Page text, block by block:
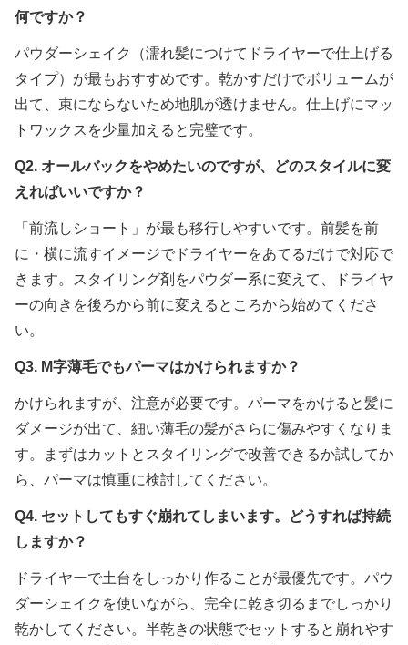
何ですか？
パウダーシェイク（濡れ髪につけてドライヤーで仕上げる
タイプ）が最もおすすめです。乾かすだけでボリュームが
出て、束にならないため地肌が透けません。仕上げにマッ
トワックスを少量加えると完璧です。
Q2. オールバックをやめたいのですが、どのスタイルに変
えればいいですか？
「前流しショート」が最も移行しやすいです。前髪を前
に・横に流すイメージでドライヤーをあてるだけで対応で
きます。スタイリング剤をパウダー系に変えて、ドライヤ
ーの向きを後ろから前に変えるところから始めてくださ
い。
Q3. M字薄毛でもパーマはかけられますか？
かけられますが、注意が必要です。パーマをかけると髪に
ダメージが出て、細い薄毛の髪がさらに傷みやすくなりま
す。まずはカットとスタイリングで改善できるか試してか
ら、パーマは慎重に検討してください。
Q4. セットしてもすぐ崩れてしまいます。どうすれば持続
しますか？
ドライヤーで土台をしっかり作ることが最優先です。パウ
ダーシェイクを使いながら、完全に乾き切るまでしっかり
乾かしてください。半乾きの状態でセットすると崩れやす